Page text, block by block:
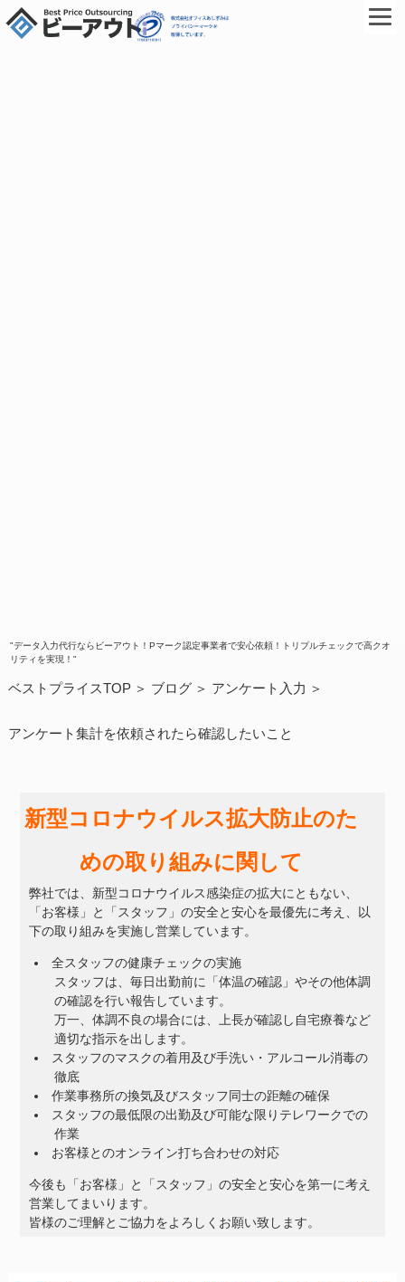
"データ入力代行ならビーアウト！Pマーク認定事業者で安心依頼！トリプルチェックで高クオ
リティを実現！"
ベストプライスTOP ブログ アンケート入力
アンケート集計を依頼されたら確認したいこと
新型コロナウイルス拡大防止のた
めの取り組みに関して
弊社では、新型コロナウイルス感染症の拡大にともない、
「お客様」と「スタッフ」の安全と安心を最優先に考え、以
下の取り組みを実施し営業しています。
全スタッフの健康チェックの実施
スタッフは、毎日出勤前に「体温の確認」やその他体調
の確認を行い報告しています。
万一、体調不良の場合には、上長が確認し自宅療養など
適切な指示を出します。
スタッフのマスクの着用及び手洗い・アルコール消毒の
徹底
作業事務所の換気及びスタッフ同士の距離の確保
スタッフの最低限の出勤及び可能な限りテレワークでの
作業
お客様とのオンライン打ち合わせの対応
今後も「お客様」と「スタッフ」の安全と安心を第一に考え
営業してまいります。
皆様のご理解とご協力をよろしくお願い致します。